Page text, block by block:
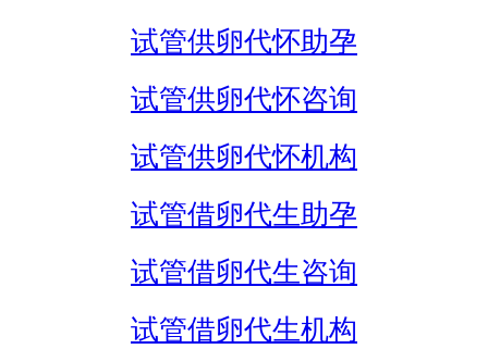
试管供卵代怀助孕
试管供卵代怀咨询
试管供卵代怀机构
试管借卵代生助孕
试管借卵代生咨询
试管借卵代生机构